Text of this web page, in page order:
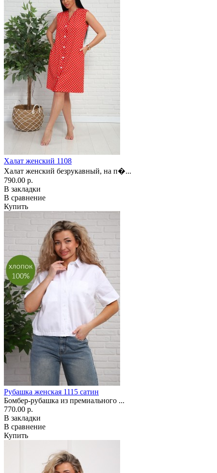
Халат женский 1108
Халат женский безрукавный, на п�...
790.00 р.
В закладки
В сравнение
Купить
Рубашка женская 1115 сатин
Бомбер-рубашка из премиального ...
770.00 р.
В закладки
В сравнение
Купить